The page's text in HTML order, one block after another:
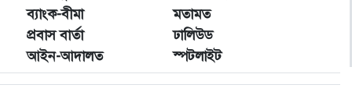
ব্যাংক-বীমা
মতামত
প্রবাস বার্তা
ঢালিউড
আইন-আদালত স্পটলাইট